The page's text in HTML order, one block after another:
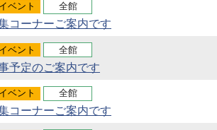
イベント 全館
コーナーご案内です
イベント 全館
予定のご案内です
イベント 全館
コーナーご案内です